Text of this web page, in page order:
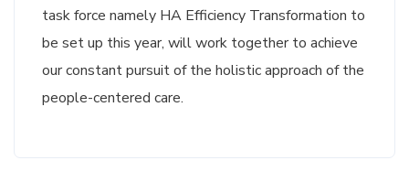
task force namely HA Efficiency Transformation to
be set up this year, will work together to achieve
our constant pursuit of the holistic approach of the
people-centered care.